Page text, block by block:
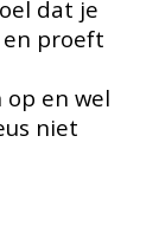
dat je
proeft
op en wel
niet